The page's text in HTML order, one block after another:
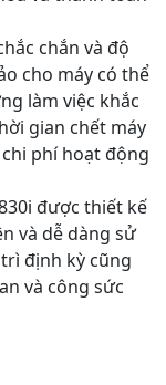
chắn và độ
cho máy có thể
làm việc khắc
gian chết máy
phí hoạt động
được thiết kế
và dễ dàng sử
định kỳ cũng
và công sức